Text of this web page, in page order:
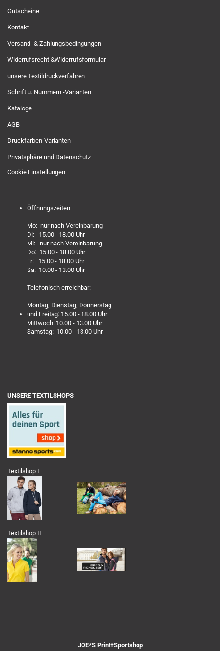
Gutscheine
Kontakt
Versand- & Zahlungsbedingungen
Widerrufsrecht &Widerrufsformular
unsere Textildruckverfahren
Schrift u. Nummern -Varianten
Kataloge
AGB
Druckfarben-Varianten
Privatsphäre und Datenschutz
Cookie Einstellungen
Öffnungszeiten
Mo: nur nach Vereinbarung
Di: 15.00 - 18.00 Uhr
Mi: nur nach Vereinbarung
Do: 15.00 - 18.00 Uhr
Fr: 15.00 - 18.00 Uhr
Sa: 10.00 - 13.00 Uhr
Telefonisch erreichbar:
Montag, Dienstag, Donnerstag
und Freitag: 15.00 - 18.00 Uhr
Mittwoch: 10.00 - 13.00 Uhr
Samstag: 10.00 - 13.00 Uhr
UNSERE TEXTILSHOPS
Textilshop I
Textilshop II
JOE*S Print+Sportshop